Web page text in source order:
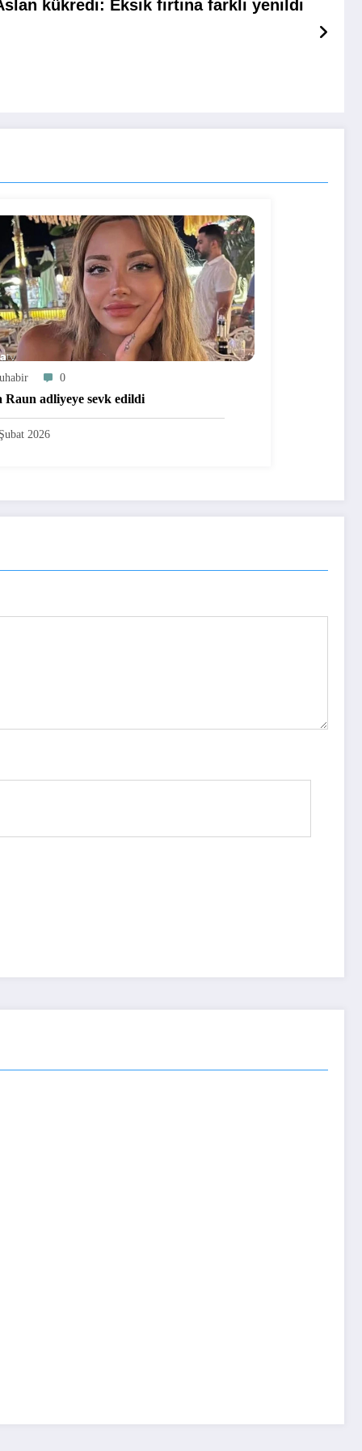
kükredi: Eksik fırtına farklı yenildi
0
Raun adliyeye sevk edildi
2026